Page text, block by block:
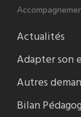
Actualités
Adapter son
Autres
Bilan